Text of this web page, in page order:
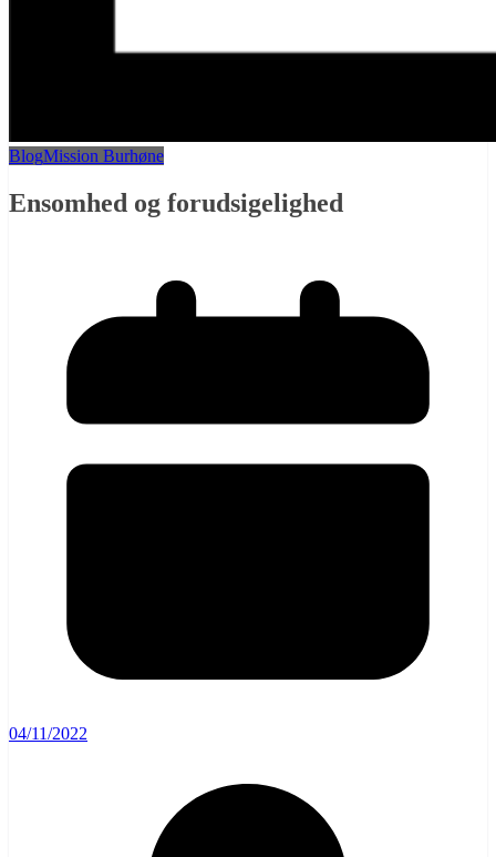
BlogMission Burhøne
Ensomhed og forudsigelighed
04/11/2022